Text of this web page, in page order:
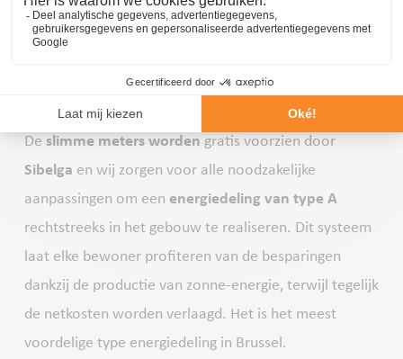
Matters zorgt voor het beheer van deze
via een gespecialiseerde vzw, die instaat voor een
De slimme meters worden gratis voorzien door
Sibelga en wij zorgen voor alle noodzakelijke
aanpassingen om een energiedeling van type A
rechtstreeks in het gebouw te realiseren. Dit systeem
laat elke bewoner profiteren van de besparingen
dankzij de productie van zonne-energie, terwijl tegelijk
de netkosten worden verlaagd. Het is het meest
voordelige type energiedeling in Brussel.